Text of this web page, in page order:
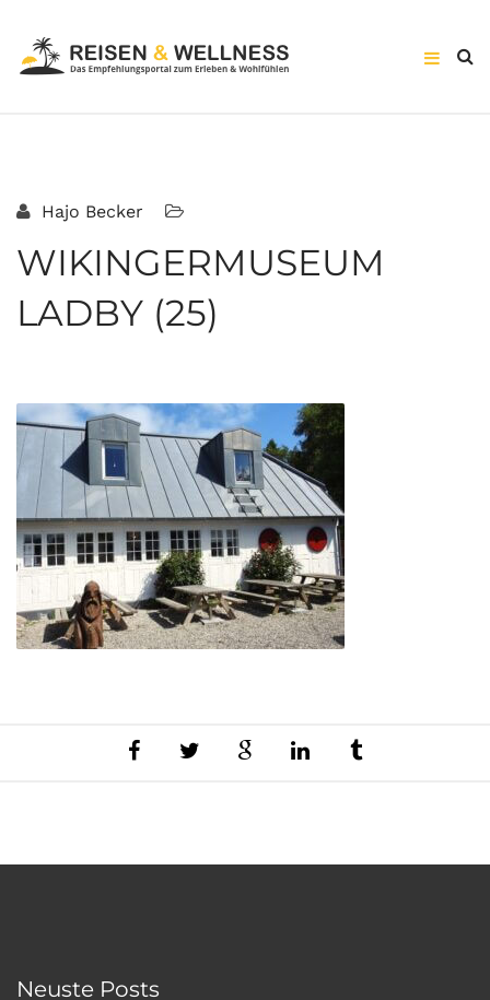
Hajo Becker
WIKINGERMUSEUM
LADBY (25)
Neuste Posts